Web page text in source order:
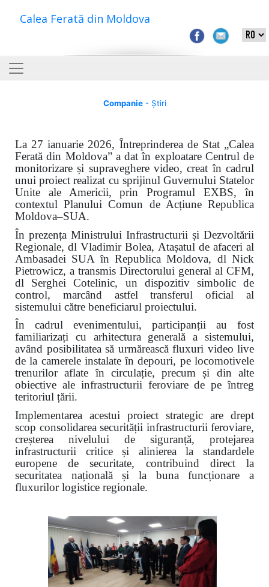
Calea Ferată din Moldova
Companie- Știri
La 27 ianuarie 2026, Întreprinderea de Stat „Calea
Ferată din Moldova” a dat în exploatare Centrul de
monitorizare și supraveghere video, creat în cadrul
unui proiect realizat cu sprijinul Guvernului Statelor
Unite ale Americii, prin Programul EXBS, în
contextul Planului Comun de Acțiune Republica
Moldova–SUA.
În prezența Ministrului Infrastructurii și Dezvoltării
Regionale, dl Vladimir Bolea, Atașatul de afaceri al
Ambasadei SUA în Republica Moldova, dl Nick
Pietrowicz, a transmis Directorului general al CFM,
dl Serghei Cotelinic, un dispozitiv simbolic de
control, marcând astfel transferul oficial al
sistemului către beneficiarul proiectului.
În cadrul evenimentului, participanții au fost
familiarizați cu arhitectura generală a sistemului,
având posibilitatea să urmărească fluxuri video live
de la camerele instalate în depouri, pe locomotivele
trenurilor aflate în circulație, precum și din alte
obiective ale infrastructurii feroviare de pe întreg
teritoriul țării.
Implementarea acestui proiect strategic are drept
scop consolidarea securității infrastructurii feroviare,
creșterea nivelului de siguranță, protejarea
infrastructurii critice și alinierea la standardele
europene de securitate, contribuind direct la
securitatea națională și la buna funcționare a
fluxurilor logistice regionale.